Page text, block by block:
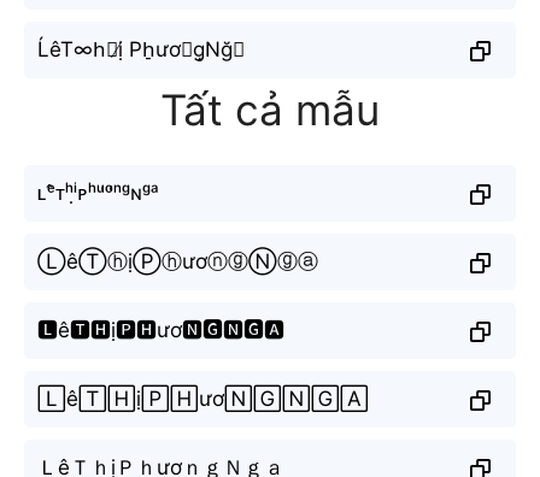
ĹêT∞h⃘ị̸ Ph̠ươ𝖓g̝Nğ𝔞
Tất cả mẫu
ʟᵉ̂ᴛʰⁱ̣ᴘʰᵘ̛ᵒ̛ⁿᵍɴᵍᵃ
ⓁêⓉⓗịⓅⓗươⓝⓖⓃⓖⓐ
🅻ê🆃🅷ị🅿🅷ươ🅽🅶🅽🅶🅰
🄻ê🅃🄷ị🄿🄷ươ🄽🄶🄽🄶🄰
ＬêＴｈịＰｈươｎｇＮｇａ